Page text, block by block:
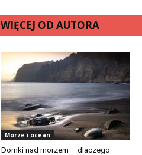
WIĘCEJ OD AUTORA
Morze i ocean
Domki nad morzem – dlaczego